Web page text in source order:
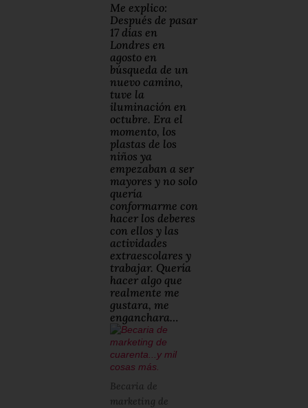
Me explico:
Después de pasar
17 días en
Londres en
agosto en
búsqueda de un
nuevo camino,
tuve la
iluminación en
octubre. Era el
momento, los
plastas de los
niños ya
empezaban a ser
mayores y no solo
quería
conformarme con
hacer los deberes
con ellos y las
actividades
extraescolares y
trabajar. Quería
hacer algo que
realmente me
gustara, me
enganchara…
Becaria de
marketing de